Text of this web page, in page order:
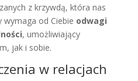
z krzywdą, która nas
wymaga od Ciebie odwagi
, umożliwiający
jak i sobie.
w relacjach